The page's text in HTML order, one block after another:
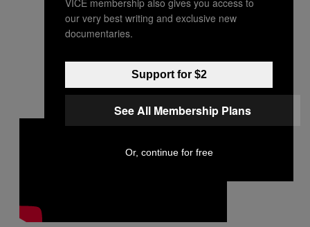
our very best writing and exclusive new
documentaries.
Support for $2
See All Membership Plans
Or, continue for free